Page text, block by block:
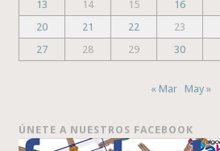
13
14 15 16
20
21 22 23
27
28 29 30
« Mar May »
ÚNETE A NUESTROS FACEBOOK